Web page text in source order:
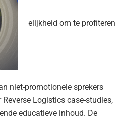
elijkheid om te profiteren
niet-promotionele sprekers
Logistics case-studies,
educatieve inhoud. De